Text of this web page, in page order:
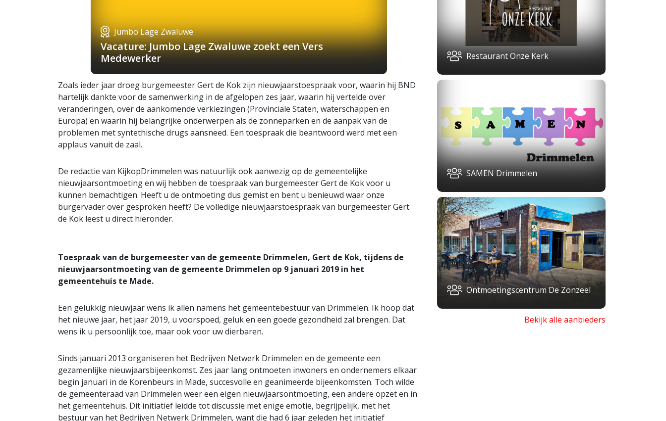
Jumbo Lage Zwaluwe
Vacature: Jumbo Lage Zwaluwe zoekt een Vers
Medewerker
Zoals ieder jaar droeg burgemeester Gert de Kok zijn nieuwjaarstoespraak voor, waarin hij BND
hartelijk dankte voor de samenwerking in de afgelopen zes jaar, waarin hij vertelde over
veranderingen, over de aankomende verkiezingen (Provinciale Staten, waterschappen en
Europa) en waarin hij belangrijke onderwerpen als de zonneparken en de aanpak van de
problemen met syntethische drugs aansneed. Een toespraak die beantwoord werd met een
applaus vanuit de zaal.
De redactie van KijkopDrimmelen was natuurlijk ook aanwezig op de gemeentelijke
nieuwjaarsontmoeting en wij hebben de toespraak van burgemeester Gert de Kok voor u
kunnen bemachtigen. Heeft u de ontmoeting dus gemist en bent u benieuwd waar onze
burgervader over gesproken heeft? De volledige nieuwjaarstoespraak van burgemeester Gert
de Kok leest u direct hieronder.
Toespraak van de burgemeester van de gemeente Drimmelen, Gert de Kok, tijdens de
nieuwjaarsontmoeting van de gemeente Drimmelen op 9 januari 2019 in het
gemeentehuis te Made.
Een gelukkig nieuwjaar wens ik allen namens het gemeentebestuur van Drimmelen. Ik hoop dat
het nieuwe jaar, het jaar 2019, u voorspoed, geluk en een goede gezondheid zal brengen. Dat
wens ik u persoonlijk toe, maar ook voor uw dierbaren.
Sinds januari 2013 organiseren het Bedrijven Netwerk Drimmelen en de gemeente een
gezamenlijke nieuwjaarsbijeenkomst. Zes jaar lang ontmoeten inwoners en ondernemers elkaar
begin januari in de Korenbeurs in Made, succesvolle en geanimeerde bijeenkomsten. Toch wilde
de gemeenteraad van Drimmelen weer een eigen nieuwjaarsontmoeting, een andere opzet en in
het gemeentehuis. Dit initiatief leidde tot discussie met enige emotie, begrijpelijk, met het
bestuur van het Bedrijven Netwerk Drimmelen, want die had 6 jaar geleden het initiatief
Restaurant Onze Kerk
SAMEN Drimmelen
Ontmoetingscentrum De Zonzeel
Bekijk alle aanbieders